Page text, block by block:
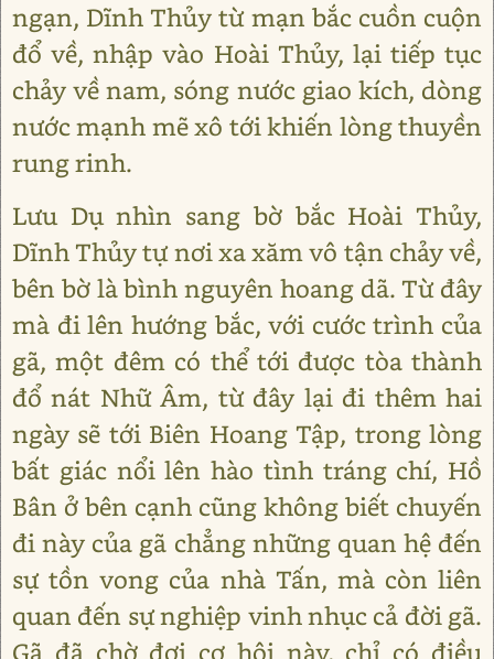
ngạn, Dĩnh Thủy từ mạn bắc cuồn cuộn
đổ về, nhập vào Hoài Thủy, lại tiếp tục
chảy về nam, sóng nước giao kích, dòng
nước mạnh mẽ xô tới khiến lòng thuyền
rung rinh.
Lưu Dụ nhìn sang bờ bắc Hoài Thủy,
Dĩnh Thủy tự nơi xa xăm vô tận chảy về,
bên bờ là bình nguyên hoang dã. Từ đây
mà đi lên hướng bắc, với cước trình của
gã, một đêm có thể tới được tòa thành
đổ nát Nhữ Âm, từ đây lại đi thêm hai
ngày sẽ tới Biên Hoang Tập, trong lòng
bất giác nổi lên hào tình tráng chí, Hồ
Bân ở bên cạnh cũng không biết chuyến
đi này của gã chẳng những quan hệ đến
sự tồn vong của nhà Tấn, mà còn liên
quan đến sự nghiệp vinh nhục cả đời gã.
Gã đã chờ đợi cơ hội này, chỉ có điều